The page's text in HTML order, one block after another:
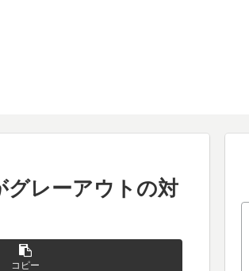
グレーアウトの対
コピー